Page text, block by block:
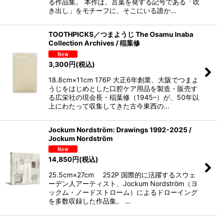
る作品集。 本作は、言葉を発する記号である「吹
き出し」をモチーフに、そこにいる誰か…
TOOTHPICKS／つまようじ The Osamu Inaba
Collection Archives / 稲葉修
3,300円(税込)
18.8cm×11cm 176P 大正6年創業、大阪でつまよ
うじをはじめとした口腔ケア用品を製造・販売す
る広栄社の現会長・稲葉修（1945–）が、50年以
上にわたって収集してきた古今東西の…
Jockum Nordström: Drawings 1992-2025 /
Jockum Nordström
14,850円(税込)
25.5cm×27cm 252P 国際的に活躍するスウェ
ーデン人アーティスト、Jockum Nordström（ヨ
ックム・ノードストローム）によるドローイング
を多数収録した作品集。 …